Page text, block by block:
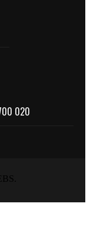
700 020